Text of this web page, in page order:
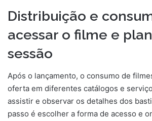
Distribuição e
acessar o filme e
sessão
Após o lançamento, o consumo de
oferta em diferentes catálogos e
assistir e observar os detalhes dos
passo é escolher a forma de acesso e